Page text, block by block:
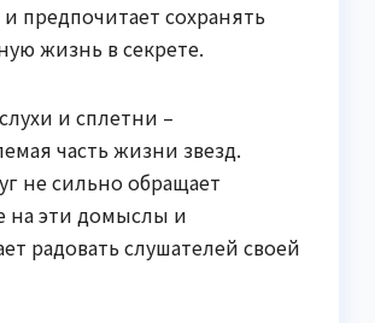
и предпочитает сохранять
жизнь в секрете.
и сплетни –
часть жизни звезд.
не сильно обращает
на эти домыслы и
радовать слушателей своей